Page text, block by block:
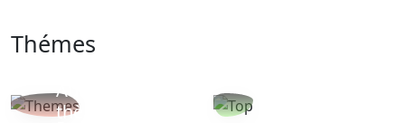
Thémes
Autres
thèmes